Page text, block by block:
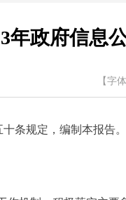
年政府信息
【字
条规定，编制本报告。